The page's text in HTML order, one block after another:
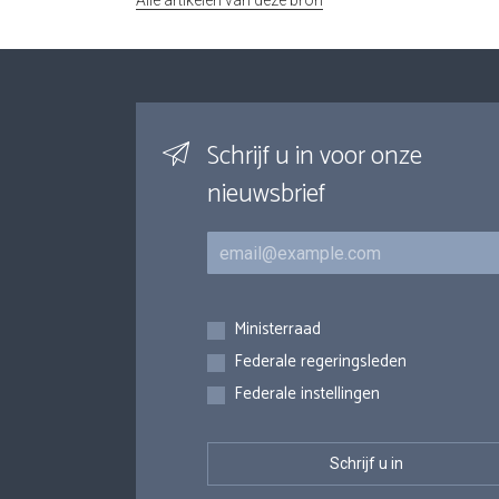
Schrijf u in voor onze
nieuwsbrief
E-mail
Inschrijvingen
Ministerraad
Federale regeringsleden
Federale instellingen